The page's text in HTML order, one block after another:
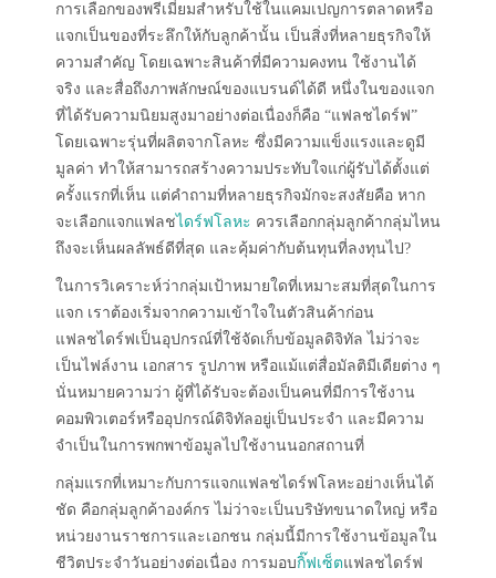
การเลือกของพรีเมี่ยมสำหรับใช้ในแคมเปญการตลาดหรือ
แจกเป็นของที่ระลึกให้กับลูกค้านั้น เป็นสิ่งที่หลายธุรกิจให้
ความสำคัญ โดยเฉพาะสินค้าที่มีความคงทน ใช้งานได้
จริง และสื่อถึงภาพลักษณ์ของแบรนด์ได้ดี หนึ่งในของแจก
ที่ได้รับความนิยมสูงมาอย่างต่อเนื่องก็คือ “แฟลชไดร์ฟ”
โดยเฉพาะรุ่นที่ผลิตจากโลหะ ซึ่งมีความแข็งแรงและดูมี
มูลค่า ทำให้สามารถสร้างความประทับใจแก่ผู้รับได้ตั้งแต่
ครั้งแรกที่เห็น แต่คำถามที่หลายธุรกิจมักจะสงสัยคือ หาก
จะเลือกแจกแฟลชไดร์ฟโลหะ ควรเลือกกลุ่มลูกค้ากลุ่มไหน
ถึงจะเห็นผลลัพธ์ดีที่สุด และคุ้มค่ากับต้นทุนที่ลงทุนไป?
ในการวิเคราะห์ว่ากลุ่มเป้าหมายใดที่เหมาะสมที่สุดในการ
แจก เราต้องเริ่มจากความเข้าใจในตัวสินค้าก่อน
แฟลชไดร์ฟเป็นอุปกรณ์ที่ใช้จัดเก็บข้อมูลดิจิทัล ไม่ว่าจะ
เป็นไฟล์งาน เอกสาร รูปภาพ หรือแม้แต่สื่อมัลติมีเดียต่าง ๆ
นั่นหมายความว่า ผู้ที่ได้รับจะต้องเป็นคนที่มีการใช้งาน
คอมพิวเตอร์หรืออุปกรณ์ดิจิทัลอยู่เป็นประจำ และมีความ
จำเป็นในการพกพาข้อมูลไปใช้งานนอกสถานที่
กลุ่มแรกที่เหมาะกับการแจกแฟลชไดร์ฟโลหะอย่างเห็นได้
ชัด คือกลุ่มลูกค้าองค์กร ไม่ว่าจะเป็นบริษัทขนาดใหญ่ หรือ
หน่วยงานราชการและเอกชน กลุ่มนี้มีการใช้งานข้อมูลใน
ชีวิตประจำวันอย่างต่อเนื่อง การมอบกิ๊ฟเซ็ตแฟลชไดร์ฟ